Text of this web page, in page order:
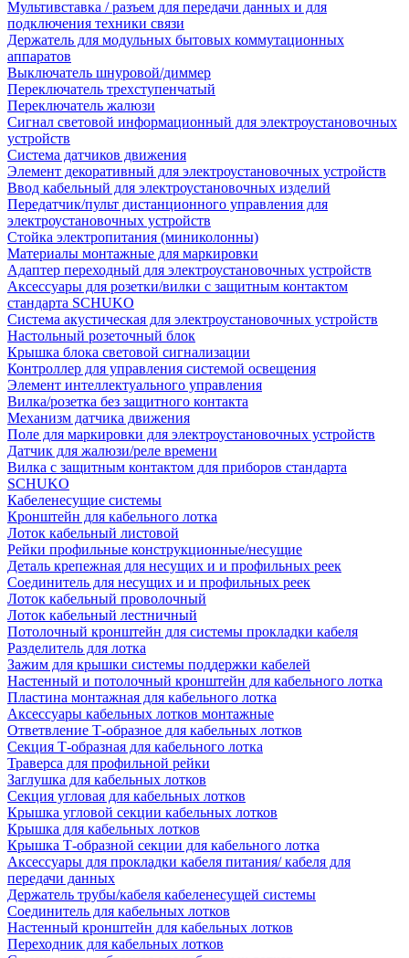
Мультивставка / разъем для передачи данных и для
подключения техники связи
Держатель для модульных бытовых коммутационных
аппаратов
Выключатель шнуровой/диммер
Переключатель трехступенчатый
Переключатель жалюзи
Сигнал световой информационный для электроустановочных
устройств
Система датчиков движения
Элемент декоративный для электроустановочных устройств
Ввод кабельный для электроустановочных изделий
Передатчик/пульт дистанционного управления для
электроустановочных устройств
Стойка электропитания (миниколонны)
Материалы монтажные для маркировки
Адаптер переходный для электроустановочных устройств
Аксессуары для розетки/вилки с защитным контактом
стандарта SCHUKO
Система акустическая для электроустановочных устройств
Настольный розеточный блок
Крышка блока световой сигнализации
Контроллер для управления системой освещения
Элемент интеллектуального управления
Вилка/розетка без защитного контакта
Механизм датчика движения
Поле для маркировки для электроустановочных устройств
Датчик для жалюзи/реле времени
Вилка с защитным контактом для приборов стандарта
SCHUKO
Кабеленесущие системы
Кронштейн для кабельного лотка
Лоток кабельный листовой
Рейки профильные конструкционные/несущие
Деталь крепежная для несущих и и профильных реек
Соединитель для несущих и и профильных реек
Лоток кабельный проволочный
Лоток кабельный лестничный
Потолочный кронштейн для системы прокладки кабеля
Разделитель для лотка
Зажим для крышки системы поддержки кабелей
Настенный и потолочный кронштейн для кабельного лотка
Пластина монтажная для кабельного лотка
Аксессуары кабельных лотков монтажные
Ответвление Т-образное для кабельных лотков
Секция Т-образная для кабельного лотка
Траверса для профильной рейки
Заглушка для кабельных лотков
Секция угловая для кабельных лотков
Крышка угловой секции кабельных лотков
Крышка для кабельных лотков
Крышка Т-образной секции для кабельного лотка
Аксессуары для прокладки кабеля питания/ кабеля для
передачи данных
Держатель трубы/кабеля кабеленесущей системы
Соединитель для кабельных лотков
Настенный кронштейн для кабельных лотков
Переходник для кабельных лотков